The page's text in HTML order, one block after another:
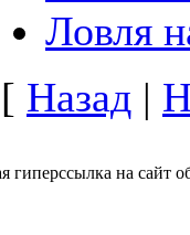
Ловля
[ Назад |
на сайт